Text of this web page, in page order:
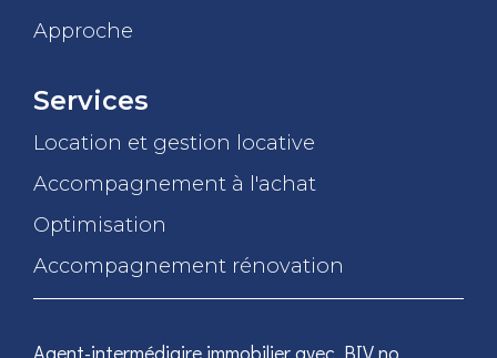
Approche
Services
Location et gestion locative
Accompagnement à l'achat
Optimisation
Accompagnement rénovation
Agent-intermédiaire immobilier avec BIV no.